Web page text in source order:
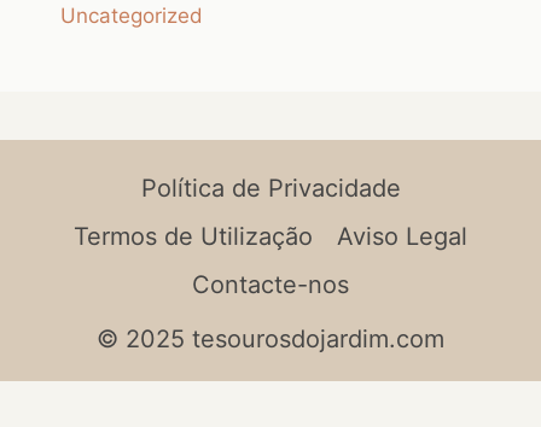
Uncategorized
Política de Privacidade
Termos de Utilização
Aviso Legal
Contacte-nos
© 2025 tesourosdojardim.com